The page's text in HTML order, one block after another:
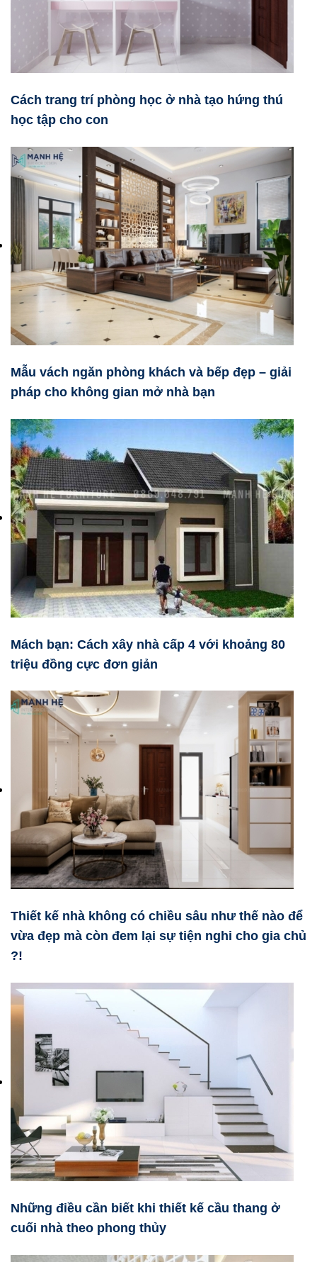
Cách trang trí phòng học ở nhà tạo hứng thú
học tập cho con
Mẫu vách ngăn phòng khách và bếp đẹp – giải
pháp cho không gian mở nhà bạn
Mách bạn: Cách xây nhà cấp 4 với khoảng 80
triệu đồng cực đơn giản
Thiết kế nhà không có chiều sâu như thế nào để
vừa đẹp mà còn đem lại sự tiện nghi cho gia chủ
?!
Những điều cần biết khi thiết kế cầu thang ở
cuối nhà theo phong thủy